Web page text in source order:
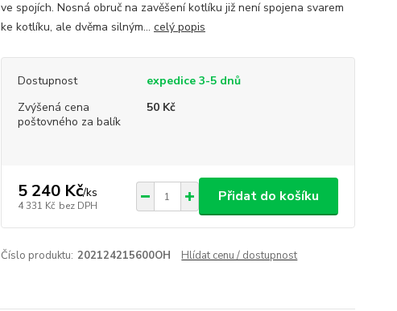
ve spojích. Nosná obruč na zavěšení kotlíku již není spojena svarem
ke kotlíku, ale dvěma silným... celý popis
Dostupnost
expedice 3-5 dnů
Zvýšená cena
poštovného za balík
50 Kč
5 240 Kč/ks
4 331 Kč bez DPH
Přidat do košíku
Číslo produktu: 202124215600OH Hlídat cenu / dostupnost